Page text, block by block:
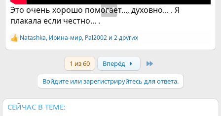
Это очень хорошо помогает..., духовно... . Я
плакала если честно... .
Р
е
Natashka, Ирина-мир, Pal2002 и 2 других
1 из 60 Вперёд
Войдите или зарегистрируйтесь для ответа.
СЕЙЧАС В ТЕМЕ: